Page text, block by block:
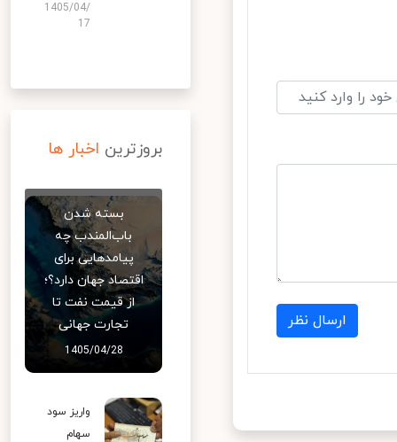
ارسال نظر
1405/04/
17
بروزترین اخبار ها
بسته شدن
باب‌المندب چه
پیامدهایی برای
اقتصاد جهان دارد؟؛
از قیمت نفت تا
تجارت جهانی
1405/04/28
واریز سود
سهام